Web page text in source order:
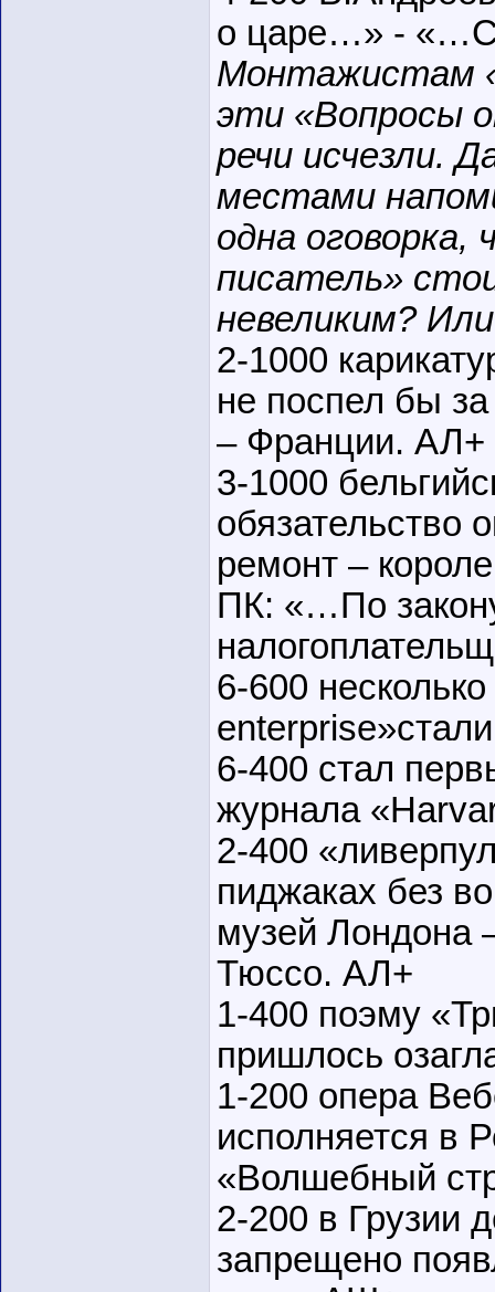
о царе…» -
Монтажистам
эти «Вопросы
речи исчезли.
местами
одна оговорка,
писатель»
невеликим?
2-1000
не поспел бы
– Франции. АЛ+
3-1000
обязательство
ремонт –
ПК: «…По
6-600
6-400 стал
журнала
2-400
пиджаках без
музей Лондона
Тюссо. АЛ+
1-400 поэму
пришлось
1-200 опера
исполняется в
«Волшебный
2-200 в Грузии
запрещено